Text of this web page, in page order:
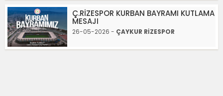
Ç.RİZESPOR KURBAN BAYRAMI KUTLAMA
MESAJI
26-05-2026 - ÇAYKUR RİZESPOR